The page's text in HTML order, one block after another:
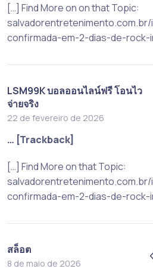
[…] Find More on on that Topic:
confirmada-em-2-dias-de-rock-
LSM99K บอลออนไลน์ฟรี โอนไว
จ่ายจริง
22 de fevereiro de 2026
… [Trackback]
[…] Find More on that Topic:
confirmada-em-2-dias-de-rock-
สล็อต
8 de maio de 2026